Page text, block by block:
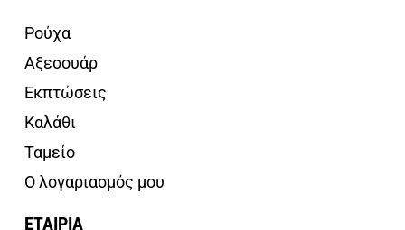
Ρούχα
Αξεσουάρ
Εκπτώσεις
Καλάθι
Ταμείο
Ο λογαριασμός μου
ΕΤΑΙΡΙΑ